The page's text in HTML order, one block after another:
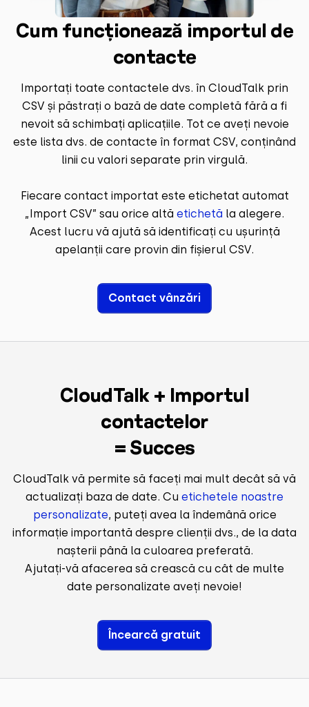
Cum funcționează importul de
contacte
Importați toate contactele dvs. în CloudTalk prin
CSV și păstrați o bază de date completă fără a fi
nevoit să schimbați aplicațiile. Tot ce aveți nevoie
este lista dvs. de contacte în format CSV, conținând
linii cu valori separate prin virgulă.
Fiecare contact importat este etichetat automat
„Import CSV” sau orice altă etichetă la alegere.
Acest lucru vă ajută să identificați cu ușurință
apelanții care provin din fișierul CSV.
Contact vânzări
CloudTalk + Importul
contactelor
= Succes
CloudTalk vă permite să faceți mai mult decât să vă
actualizați baza de date. Cu etichetele noastre
personalizate, puteți avea la îndemână orice
informație importantă despre clienții dvs., de la data
nașterii până la culoarea preferată.
Ajutați-vă afacerea să crească cu cât de multe
date personalizate aveți nevoie!
Încearcă gratuit